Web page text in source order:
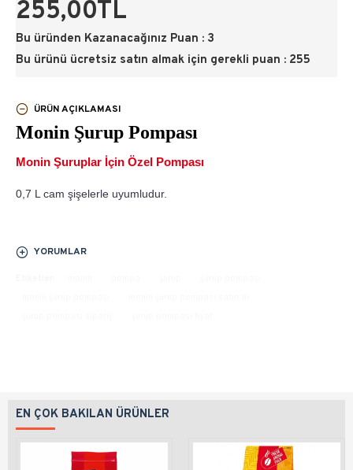
255,00TL
Bu üründen Kazanacağınız Puan : 3
Bu ürünü ücretsiz satın almak için gerekli puan : 255
ÜRÜN AÇIKLAMASI
Monin Şurup Pompası
Monin Şuruplar İçin Özel Pompası
0,7 L cam şişelerle uyumludur.
YORUMLAR
EN ÇOK BAKILAN ÜRÜNLER